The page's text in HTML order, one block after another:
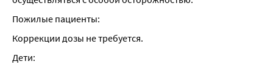
Пожилые пациенты:
Коррекции дозы не требуется.
Дети: